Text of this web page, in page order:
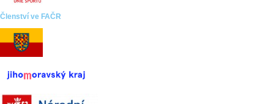
Členství ve FAČR